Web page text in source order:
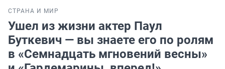
СТРАНА И МИР
Ушел из жизни актер Паул
Буткевич — вы знаете его по ролям
в «Семнадцать мгновений весны»